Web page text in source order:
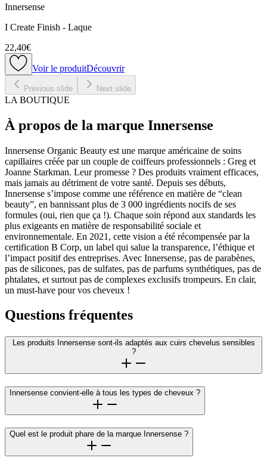
Innersense
I Create Finish - Laque
22,40€
Voir le produitDécouvrir
Previous slide Next slide
LA BOUTIQUE
À propos de la marque Innersense
Innersense Organic Beauty est une marque américaine de soins
capillaires créée par un couple de coiffeurs professionnels : Greg et
Joanne Starkman. Leur promesse ? Des produits vraiment efficaces,
mais jamais au détriment de votre santé. Depuis ses débuts,
Innersense s’impose comme une référence en matière de “clean
beauty”, en bannissant plus de 3 000 ingrédients nocifs de ses
formules (oui, rien que ça !). Chaque soin répond aux standards les
plus exigeants en matière de responsabilité sociale et
environnementale. En 2021, cette vision a été récompensée par la
certification B Corp, un label qui salue la transparence, l’éthique et
l’impact positif des entreprises. Avec Innersense, pas de parabènes,
pas de silicones, pas de sulfates, pas de parfums synthétiques, pas de
phtalates, et surtout pas de complexes exclusifs trompeurs. En clair,
un must-have pour vos cheveux !
Questions fréquentes
Les produits Innersense sont-ils adaptés aux cuirs chevelus sensibles
?
Innersense convient-elle à tous les types de cheveux ?
Quel est le produit phare de la marque Innersense ?